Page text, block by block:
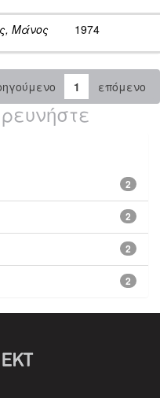
Μάνος 1974
1 επόμενο
2
2
2
2